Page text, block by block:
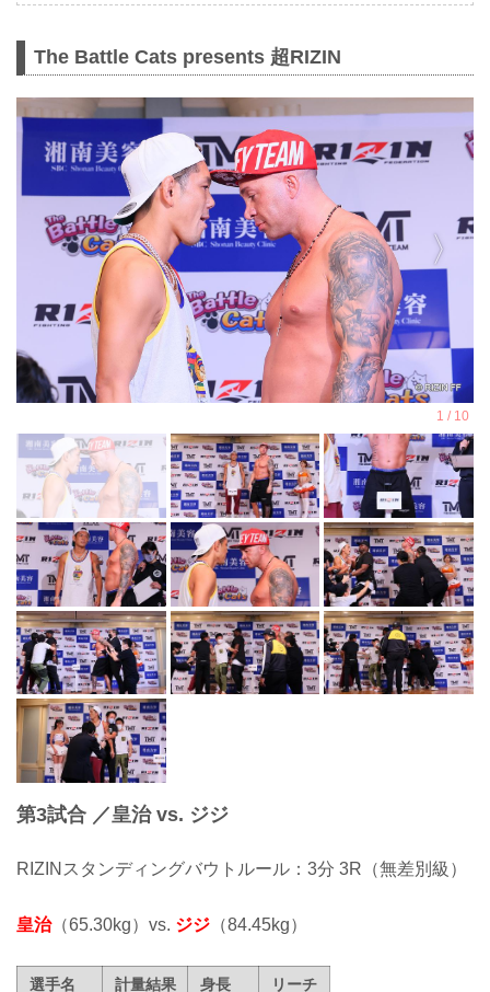
The Battle Cats presents 超RIZIN
第3試合 ／皇治 vs. ジジ
RIZINスタンディングバウトルール：3分 3R（無差別級）
皇治（65.30kg）vs. ジジ （84.45kg）
選手名 計量結果 身長 リーチ